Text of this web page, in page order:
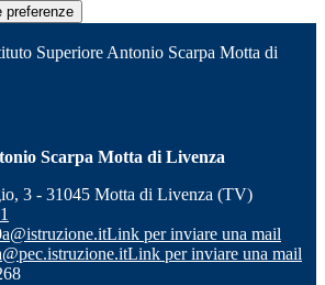
preferenze
Superiore Antonio Scarpa Motta di
Scarpa Motta di Livenza
3 - 31045 Motta di Livenza (TV)
Link per inviare una mail
Link per inviare una mail